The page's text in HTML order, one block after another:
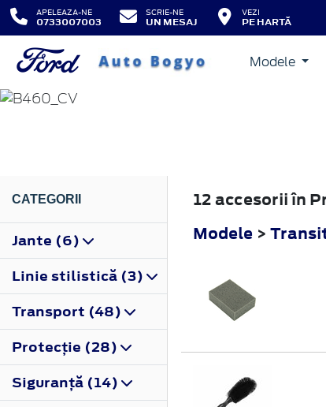
APELEAZA-NE
0733007003
SCRIE-NE
UN MESAJ
VEZI
PE HARTĂ
Modele
TRANSIT COURIER
CATEGORII
Jante (6)
Linie stilistică (3)
Transport (48)
Protecţie (28)
Siguranţă (14)
12 accesorii în
Modele >